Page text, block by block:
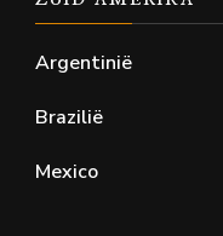
Argentinië
Brazilië
Mexico